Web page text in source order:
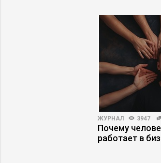
ЖУРНАЛ 3947
Почему
работает в